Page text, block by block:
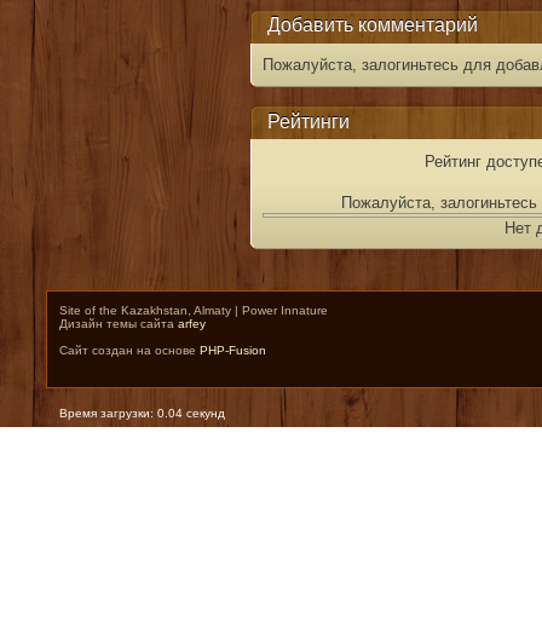
Добавить комментарий
Пожалуйста, залогиньтесь для
Рейтинги
Рейтинг
Пожалуйста,
Нет
Site of the Kazakhstan, Almaty | Power Innature
Дизайн темы сайта arfey
Сайт создан на основе PHP-Fusion
Время загрузки: 0.04 секунд